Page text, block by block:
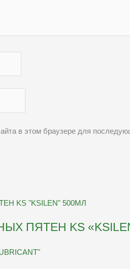
в этом браузере для
ПЯТЕН KS